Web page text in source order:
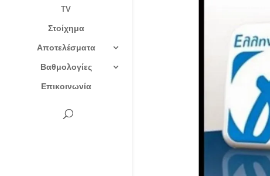
TV
Στοίχημα
Αποτελέσματα
Βαθμολογίες
Επικοινωνία